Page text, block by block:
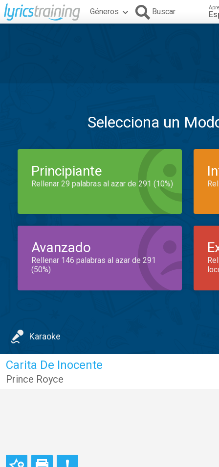
Géneros Buscar
Selecciona un
Principiante
Rellenar 29 palabras al azar de 291 (10%)
Avanzado
Rellenar 146 palabras al azar de 291
(50%)
Karaoke
Carita De Inocente
Prince Royce